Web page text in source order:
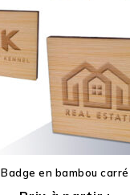
Badge en bambou carré